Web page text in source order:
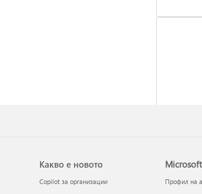
Какво е новото
Copilot за организации Профил на